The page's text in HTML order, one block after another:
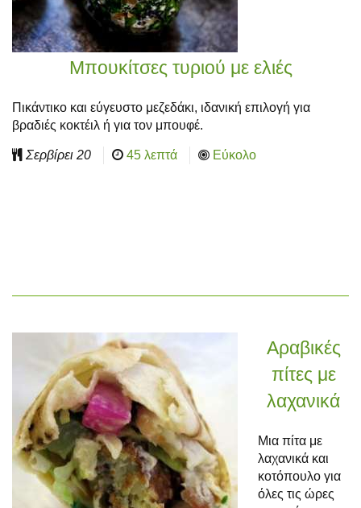
Μπουκίτσες τυριού με ελιές
Πικάντικο και εύγευστο μεζεδάκι, ιδανική επιλογή για
βραδιές κοκτέιλ ή για τον μπουφέ.
Σερβίρει 20 45 λεπτά Εύκολο
Αραβικές
πίτες με
λαχανικά
Μια πίτα με
λαχανικά και
κοτόπουλο για
όλες τις ώρες